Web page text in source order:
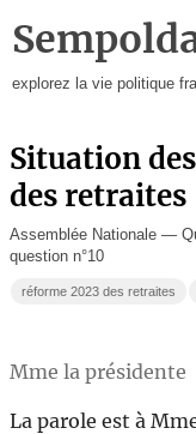
explorez la vie politique
Situation
des retraites
Assemblée Nationale —
question n°10
réforme 2023 des retraites
Mme la présidente
La parole est à